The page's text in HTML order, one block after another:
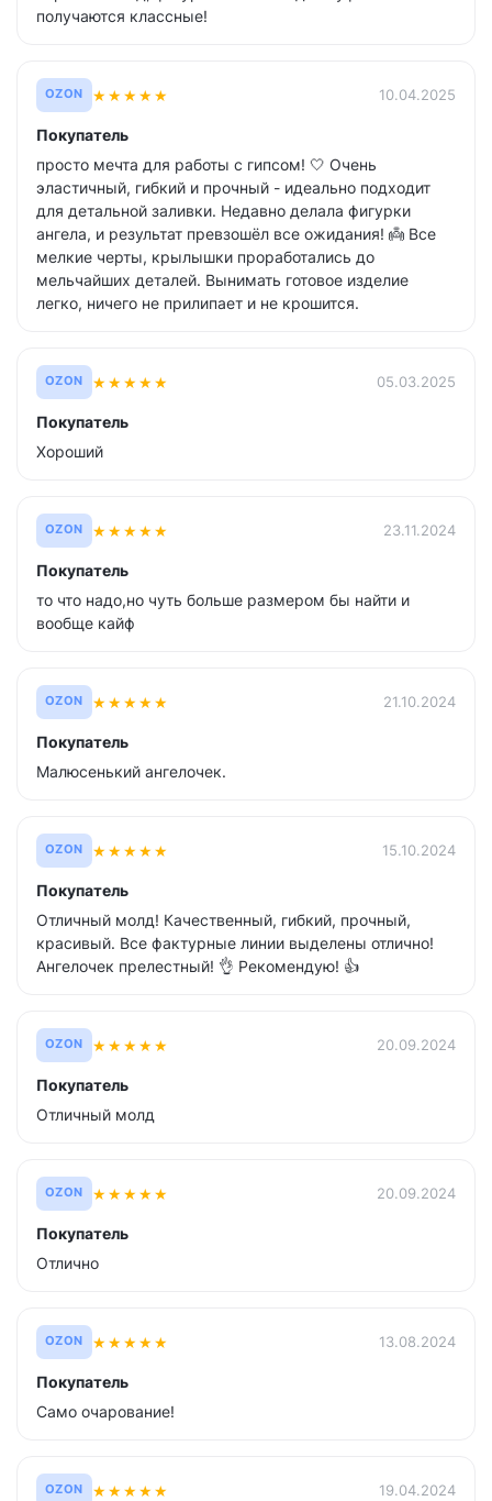
получаются классные!
OZON ★★★★★ 10.04.2025
Покупатель
просто мечта для работы с гипсом! 🤍 Очень
эластичный, гибкий и прочный - идеально подходит
для детальной заливки. Недавно делала фигурки
ангела, и результат превзошёл все ожидания! 👼 Все
мелкие черты, крылышки проработались до
мельчайших деталей. Вынимать готовое изделие
легко, ничего не прилипает и не крошится.
OZON ★★★★★ 05.03.2025
Покупатель
Хороший
OZON ★★★★★ 23.11.2024
Покупатель
то что надо,но чуть больше размером бы найти и
вообще кайф
OZON ★★★★★ 21.10.2024
Покупатель
Малюсенький ангелочек.
OZON ★★★★★ 15.10.2024
Покупатель
Отличный молд! Качественный, гибкий, прочный,
красивый. Все фактурные линии выделены отлично!
Ангелочек прелестный! 👌 Рекомендую! 👍
OZON ★★★★★ 20.09.2024
Покупатель
Отличный молд
OZON ★★★★★ 20.09.2024
Покупатель
Отлично
OZON ★★★★★ 13.08.2024
Покупатель
Само очарование!
OZON ★★★★★ 19.04.2024